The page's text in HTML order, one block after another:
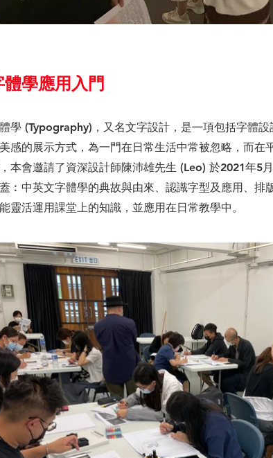
體學應用入門
學 (Typography)，又名文字設計，是㇐項包括字體
感的展示方式，為一門在日常生活中常被忽略，而
本會邀請了資深設計師陳沛雄先生 (Leo) 於2021年5
︰中英文字體學的典故與由來、認識字型及應用、
靈活運用課堂上的知識，並應用在日常教學中。